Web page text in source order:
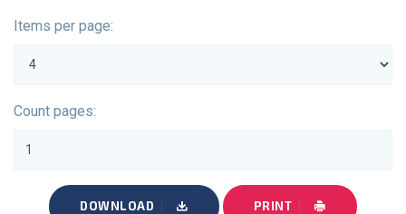
Items per page:
Count pages:
DOWNLOAD PRINT